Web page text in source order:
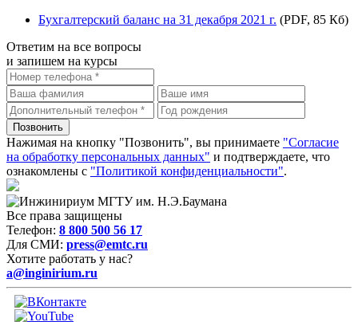
Бухгалтерский баланс на 31 декабря 2021 г. (PDF, 85 Кб)
Ответим на все вопросы
и запишем на курсы
Нажимая на кнопку "Позвонить", вы принимаете "Согласие
на обработку персональных данных" и подтверждаете, что
ознакомлены с "Политикой конфиденциальности".
Все права защищены
Телефон: 8 800 500 56 17
Для СМИ: press@emtc.ru
Хотите работать у нас?
a@inginirium.ru